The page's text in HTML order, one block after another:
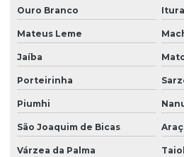
Ouro Branco
Mateus Leme
Jaíba
Porteirinha
Piumhi
São Joaquim de Bicas
Várzea da Palma